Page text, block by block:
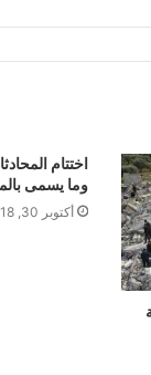
اختتام
وما يسمى
أكتوبر 30, 2018